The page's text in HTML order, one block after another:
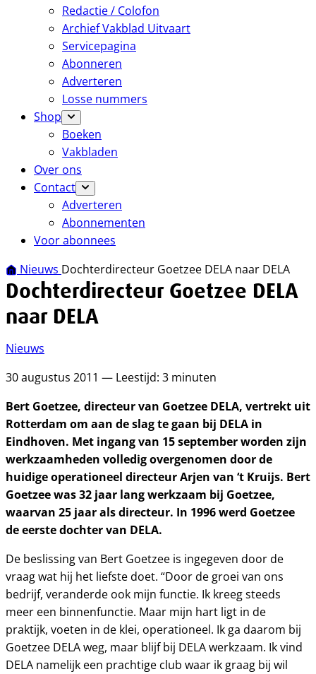
Redactie / Colofon
Archief Vakblad Uitvaart
Servicepagina
Abonneren
Adverteren
Losse nummers
Shop
Boeken
Vakbladen
Over ons
Contact
Adverteren
Abonnementen
Voor abonnees
Nieuws Dochterdirecteur Goetzee DELA naar DELA
Dochterdirecteur Goetzee DELA
naar DELA
Nieuws
30 augustus 2011 — Leestijd: 3 minuten
Bert Goetzee, directeur van Goetzee DELA, vertrekt uit
Rotterdam om aan de slag te gaan bij DELA in
Eindhoven. Met ingang van 15 september worden zijn
werkzaamheden volledig overgenomen door de
huidige operationeel directeur Arjen van ‘t Kruijs. Bert
Goetzee was 32 jaar lang werkzaam bij Goetzee,
waarvan 25 jaar als directeur. In 1996 werd Goetzee
de eerste dochter van DELA.
De beslissing van Bert Goetzee is ingegeven door de
vraag wat hij het liefste doet. “Door de groei van ons
bedrijf, veranderde ook mijn functie. Ik kreeg steeds
meer een binnenfunctie. Maar mijn hart ligt in de
praktijk, voeten in de klei, operationeel. Ik ga daarom bij
Goetzee DELA weg, maar blijf bij DELA werkzaam. Ik vind
DELA namelijk een prachtige club waar ik graag bij wil